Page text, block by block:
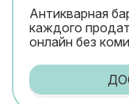
Антикварная
каждого
онлайн без